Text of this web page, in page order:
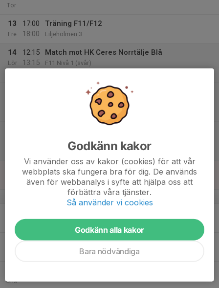
Tor
13
Fre
17:00
18:00
Träning F11/F12
Liljeholmen 3
14
Lör
12:15
13:15
Match mot HK Ceres Norrtälje Blå
F11 Nivå 1 (svår)
Match mot Huddinge HK
F11 Nivå 1 (svår)
Eriksdalshallen Lilla
F12 Nivå 2 Södra (medel)
Eriksdalshallen Lilla
v.42
Mån
18:00
Träning F12
Liljeholmen 3
Ons
Godkänn kakor
Vi använder oss av kakor (cookies) för att vår
webbplats ska fungera bra för dig. De används
även för webbanalys i syfte att hjälpa oss att
förbättra våra tjänster.
Så använder vi cookies
Godkänn alla kakor
Bara nödvändiga